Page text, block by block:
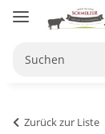
Zurück zur Liste